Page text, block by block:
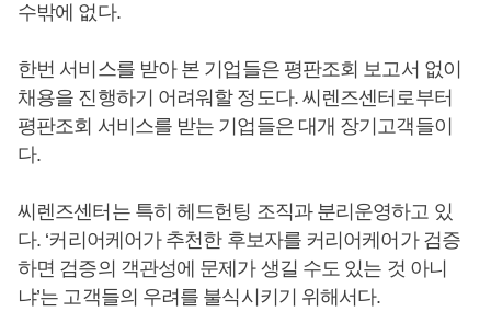
수밖에 없다.
한번 서비스를 받아 본 기업들은 평판조회 보고서 없이
채용을 진행하기 어려워할 정도다. 씨렌즈센터로부터
평판조회 서비스를 받는 기업들은 대개 장기고객들이
다.
씨렌즈센터는 특히 헤드헌팅 조직과 분리운영하고 있
다. ‘커리어케어가 추천한 후보자를 커리어케어가 검증
하면 검증의 객관성에 문제가 생길 수도 있는 것 아니
냐’는 고객들의 우려를 불식시키기 위해서다.